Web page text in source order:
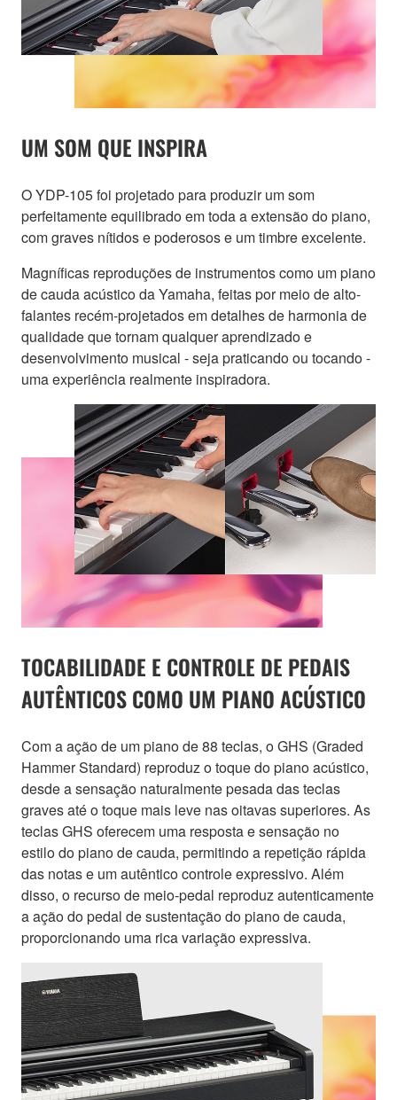
UM SOM QUE INSPIRA
O YDP-105 foi projetado para produzir um som
perfeitamente equilibrado em toda a extensão do piano,
com graves nítidos e poderosos e um timbre excelente.
Magníficas reproduções de instrumentos como um piano
de cauda acústico da Yamaha, feitas por meio de alto-
falantes recém-projetados em detalhes de harmonia de
qualidade que tornam qualquer aprendizado e
desenvolvimento musical - seja praticando ou tocando -
uma experiência realmente inspiradora.
TOCABILIDADE E CONTROLE DE PEDAIS
AUTÊNTICOS COMO UM PIANO ACÚSTICO
Com a ação de um piano de 88 teclas, o GHS (Graded
Hammer Standard) reproduz o toque do piano acústico,
desde a sensação naturalmente pesada das teclas
graves até o toque mais leve nas oitavas superiores. As
teclas GHS oferecem uma resposta e sensação no
estilo do piano de cauda, permitindo a repetição rápida
das notas e um autêntico controle expressivo. Além
disso, o recurso de meio-pedal reproduz autenticamente
a ação do pedal de sustentação do piano de cauda,
proporcionando uma rica variação expressiva.